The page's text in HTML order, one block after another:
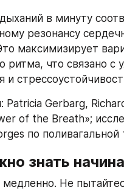
в минуту
резонансу
максимизирует
ритма, что связано с
и
Patricia Gerbarg,
of the Breath»;
по поливагальной
знать
медленно. Не